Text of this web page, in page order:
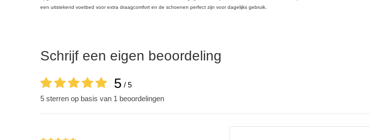
een uitstekend voetbed voor extra draagcomfort en de schoenen perfect zijn voor dagelijks gebruik.
Schrijf een eigen beoordeling
5 / 5
5 sterren op basis van 1 beoordelingen